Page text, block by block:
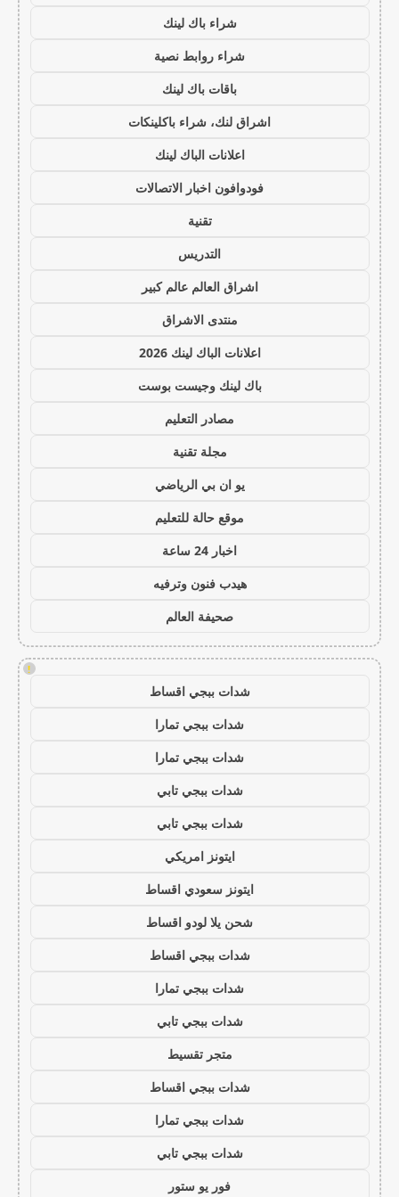
شراء باك لينك
شراء روابط نصية
باقات باك لينك
اشراق لنك، شراء باكلينكات
اعلانات الباك لينك
فودوافون اخبار الاتصالات
تقنية
التدريس
اشراق العالم عالم كبير
منتدى الاشراق
اعلانات الباك لينك 2026
باك لينك وجيست بوست
مصادر التعليم
مجلة تقنية
يو ان بي الرياضي
موقع حالة للتعليم
اخبار 24 ساعة
هيدب فنون وترفيه
صحيفة العالم
!
شدات ببجي اقساط
شدات ببجي تمارا
شدات ببجي تمارا
شدات ببجي تابي
شدات ببجي تابي
ايتونز امريكي
ايتونز سعودي اقساط
شحن يلا لودو اقساط
شدات ببجي اقساط
شدات ببجي تمارا
شدات ببجي تابي
متجر تقسيط
شدات ببجي اقساط
شدات ببجي تمارا
شدات ببجي تابي
فور يو ستور